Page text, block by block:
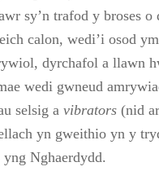
sy’n trafod y broses
calon, wedi’i osod
dyrchafol a llawn
wedi gwneud
selsig a vibrators(nid
yn gweithio yn y
Nghaerdydd.